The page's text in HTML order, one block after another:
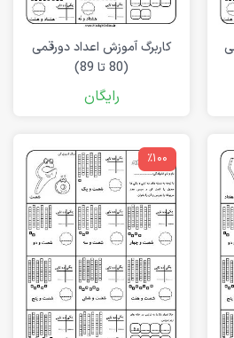
کاربرگ آموزش اعداد دورقمی
(80 تا 89)
رایگان
٪100